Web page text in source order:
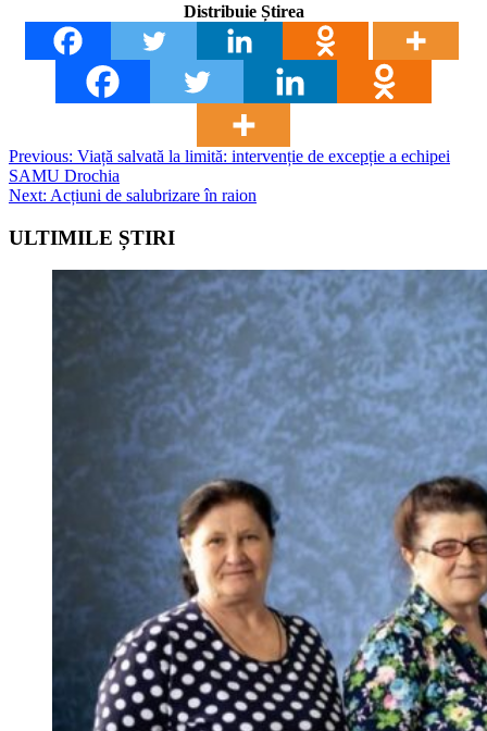
Distribuie Știrea
Post
navigation
Previous: Viață salvată la limită: intervenție de excepție a echipei
SAMU Drochia
Next: Acțiuni de salubrizare în raion
ULTIMILE ȘTIRI